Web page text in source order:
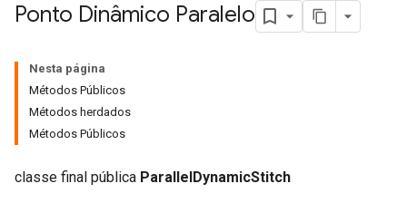
Ponto Dinâmico Paralelo
Nesta página
Métodos Públicos
Métodos herdados
Métodos Públicos
classe final pública ParallelDynamicStitch